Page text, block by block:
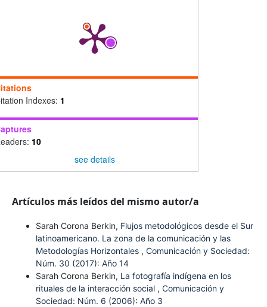
Indexes: 1
10
see details
Artículos más leídos del mismo autor/a
Sarah Corona Berkin, Flujos metodológicos desde el Sur
latinoamericano. La zona de la comunicación y las
Metodologías Horizontales , Comunicación y Sociedad:
Núm. 30 (2017): Año 14
Sarah Corona Berkin, La fotografía indígena en los
rituales de la interacción social , Comunicación y
Sociedad: Núm. 6 (2006): Año 3